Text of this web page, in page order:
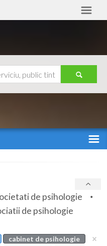
de psihologie
de psihologie
cabinet de psihologie